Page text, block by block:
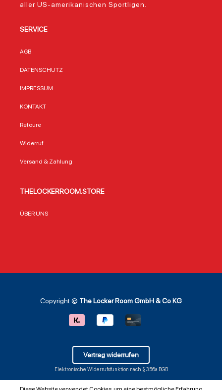
aller US-amerikanischen Sportligen.
SERVICE
AGB
DATENSCHUTZ
IMPRESSUM
KONTAKT
Retoure
Widerruf
Versand & Zahlung
THELOCKERROOM.STORE
ÜBER UNS
Copyright © The Locker Room GmbH & Co KG
Vertrag widerrufen
Elektronische Widerrufsfunktion nach § 356a BGB